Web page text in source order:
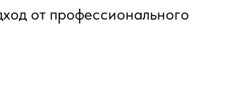
от профессионального